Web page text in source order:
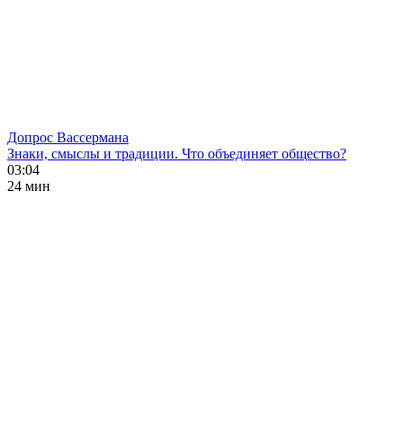
Допрос Вассермана
Знаки, смыслы и традиции. Что объединяет общество?
03:04
24 мин